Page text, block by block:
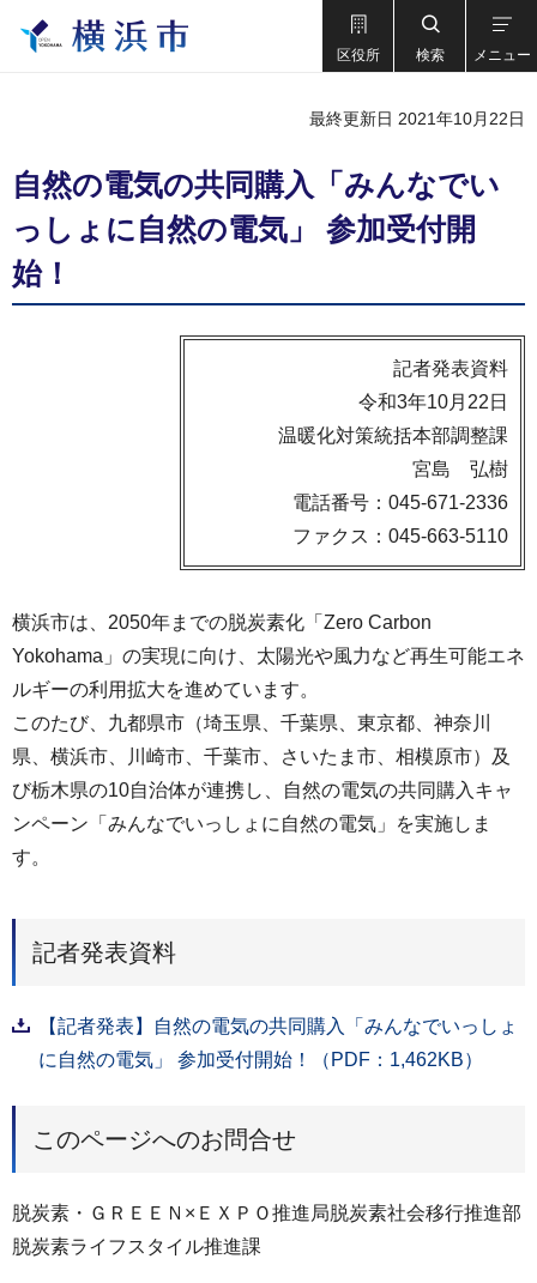
区役所 検索 メニュー
最終更新日 2021年10月22日
自然の電気の共同購入「みんなでい
っしょに自然の電気」 参加受付開
始！
記者発表資料
令和3年10月22日
温暖化対策統括本部調整課
宮島 弘樹
電話番号：045-671-2336
ファクス：045-663-5110
横浜市は、2050年までの脱炭素化「Zero Carbon
Yokohama」の実現に向け、太陽光や風力など再生可能エネ
ルギーの利用拡大を進めています。
このたび、九都県市（埼玉県、千葉県、東京都、神奈川
県、横浜市、川崎市、千葉市、さいたま市、相模原市）及
び栃木県の10自治体が連携し、自然の電気の共同購入キャ
ンペーン「みんなでいっしょに自然の電気」を実施しま
す。
記者発表資料
【記者発表】自然の電気の共同購入「みんなでいっしょ
に自然の電気」 参加受付開始！（PDF：1,462KB）
このページへのお問合せ
脱炭素・ＧＲＥＥＮ×ＥＸＰＯ推進局脱炭素社会移行推進部
脱炭素ライフスタイル推進課